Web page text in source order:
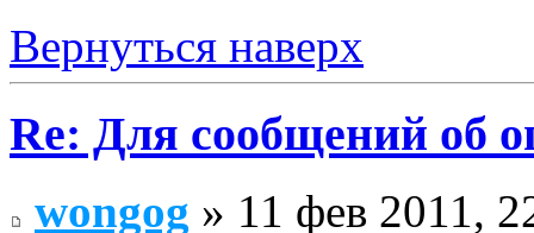
Вернуться наверх
Re: Для сообщений об
wongog » 11 фев 2011,